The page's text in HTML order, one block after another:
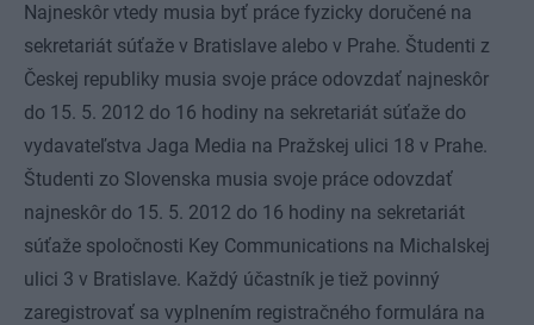
Najneskôr vtedy musia byť práce fyzicky doručené na
sekretariát súťaže v Bratislave alebo v Prahe. Študenti z
Českej republiky musia svoje práce odovzdať najneskôr
do 15. 5. 2012 do 16 hodiny na sekretariát súťaže do
vydavateľstva Jaga Media na Pražskej ulici 18 v Prahe.
Študenti zo Slovenska musia svoje práce odovzdať
najneskôr do 15. 5. 2012 do 16 hodiny na sekretariát
súťaže spoločnosti Key Communications na Michalskej
ulici 3 v Bratislave. Každý účastník je tiež povinný
zaregistrovať sa vyplnením registračného formulára na